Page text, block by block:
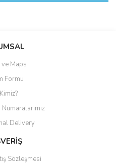
siz yapın!
Yaz
Maps
Formu
Delivery
Sözleşmesi